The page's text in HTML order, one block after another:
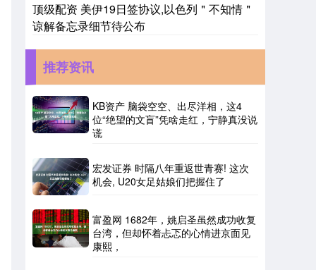
顶级配资 美伊19日签协议,以色列＂不知情＂
谅解备忘录细节待公布
推荐资讯
KB资产 脑袋空空、出尽洋相，这4
位“绝望的文盲”凭啥走红，宁静真没说
谎
宏发证券 时隔八年重返世青赛! 这次
机会, U20女足姑娘们把握住了
富盈网 1682年，姚启圣虽然成功收复
台湾，但却怀着忐忑的心情进京面见
康熙，